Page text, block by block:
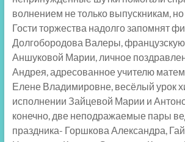
волнением не только выпускникам,
Гости торжества надолго запомнят
Долгобородова Валеры,
Аншуковой Марии, личное
Андрея, адресованное учителю
Елене Владимировне, весёлый урок
исполнении Зайцевой Марии и
конечно, две неподражаемые пары
праздника- Горшкова Александра,